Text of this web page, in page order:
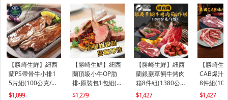
【勝崎生鮮】紐西
蘭PS帶骨牛小排1
5片組(100公克/1
片)1,099
【勝崎生鮮】紐西
蘭頂級小牛OP肋
排-原裝包1包組(1
000公克/1包)
1,279
【勝崎生鮮】紐西
蘭銀蕨草飼牛烤肉
箱8件組(1380公
克/8包)
1,427
【勝崎生
CAB爆汁
8件組
包)1,427